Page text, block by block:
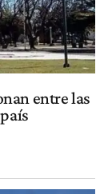
entre las